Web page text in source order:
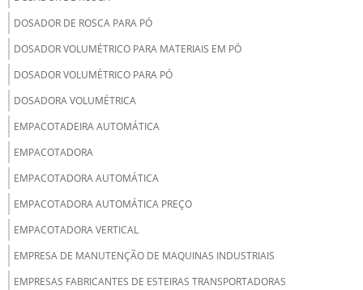
DOSADOR DE ROSCA PARA PÓ
DOSADOR VOLUMÉTRICO PARA MATERIAIS EM PÓ
DOSADOR VOLUMÉTRICO PARA PÓ
DOSADORA VOLUMÉTRICA
EMPACOTADEIRA AUTOMÁTICA
EMPACOTADORA
EMPACOTADORA AUTOMÁTICA
EMPACOTADORA AUTOMÁTICA PREÇO
EMPACOTADORA VERTICAL
EMPRESA DE MANUTENÇÃO DE MAQUINAS INDUSTRIAIS
EMPRESAS FABRICANTES DE ESTEIRAS TRANSPORTADORAS